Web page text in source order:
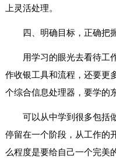
上灵活处理。
四、明确目标，正确把
用学习的眼光去看待工
作收银工具和流程，还要更
个综合信息处理器，要学的
可以从中学到很多包括
停留在一个阶段，从工作的
么程度是要给自己一个完美